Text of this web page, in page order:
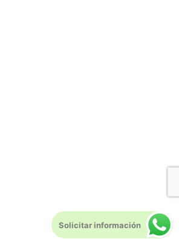
Solicitar información